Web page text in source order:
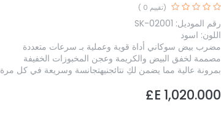
(تقييم 0 )
رقم الموديل: SK-02001
اللون: اسود
مضرب بيض سوكاني أداة قوية وعملية بـ سرعات متعددة
مصممة لخفق البيض والكريمة وعجن المخبوزات الخفيفة
بمرونة عالية مما يضمن لكِ نتائجنيهتجانسة وسريعة في كل مرة
1,020.000